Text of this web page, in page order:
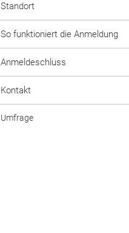
Standort
So funktioniert die Anmeldung
Anmeldeschluss
Kontakt
Umfrage